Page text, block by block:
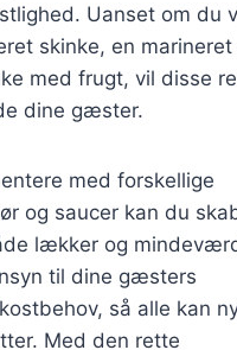
Uanset om du
skinke, en marineret
med frugt, vil disse
dine gæster.
med forskellige
og saucer kan du
lækker og
til dine gæsters
så alle kan
Med den rette